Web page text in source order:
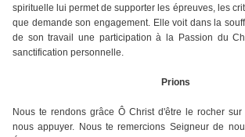
spirituelle lui permet de supporter les épreuves, les
que demande son engagement. Elle voit dans la
de son travail une participation à la Passion du
sanctification personnelle.
Prions
Nous te rendons grâce Ô Christ d'être le rocher
nous appuyer. Nous te remercions Seigneur de